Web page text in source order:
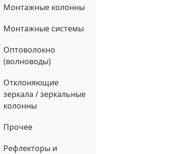
Монтажные колонны
Монтажные системы
Оптоволокно
(волноводы)
Отклоняющие
зеркала / зеркальные
колонны
Прочее
Рефлекторы и